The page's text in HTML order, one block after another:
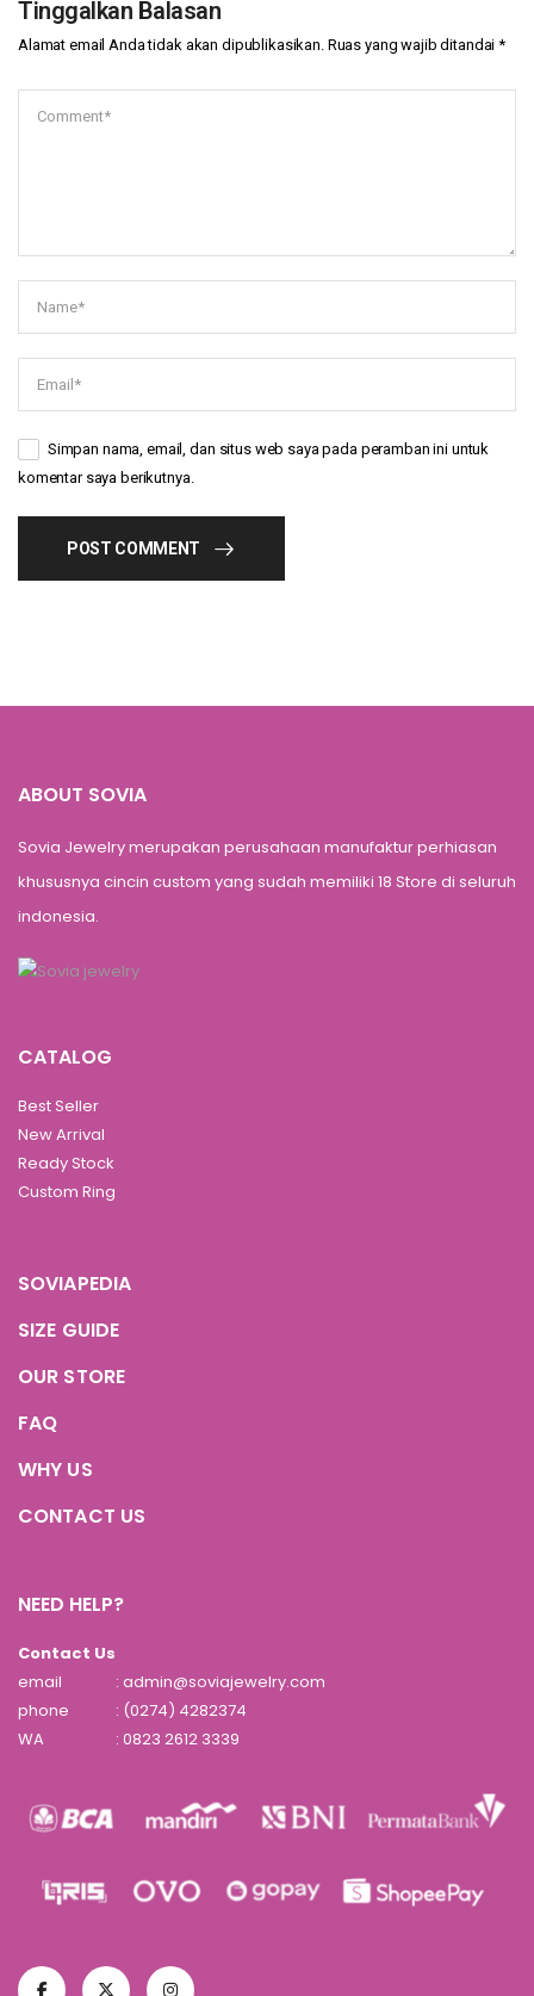
Tinggalkan Balasan
Alamat email Anda tidak akan dipublikasikan. Ruas yang wajib ditandai*
Simpan nama, email, dan situs web saya pada peramban ini untuk
komentar saya berikutnya.
POST COMMENT
ABOUT SOVIA
Sovia Jewelry merupakan perusahaan manufaktur perhiasan
khususnya cincin custom yang sudah memiliki 18 Store di seluruh
indonesia.
CATALOG
Best Seller
New Arrival
Ready Stock
Custom Ring
SOVIAPEDIA
SIZE GUIDE
OUR STORE
FAQ
WHY US
CONTACT US
NEED HELP?
Contact Us
email
: admin@soviajewelry.com
phone
: (0274) 4282374
WA
: 0823 2612 3339